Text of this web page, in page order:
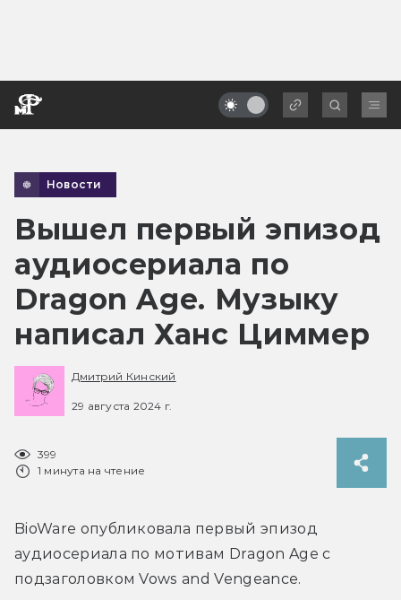
Новости
Вышел первый эпизод
аудиосериала по
Dragon Age. Музыку
написал Ханс Циммер
Дмитрий Кинский
29 августа 2024 г.
399
1 минута на чтение
BioWare опубликовала первый эпизод
аудиосериала по мотивам Dragon Age с
подзаголовком Vows and Vengeance.